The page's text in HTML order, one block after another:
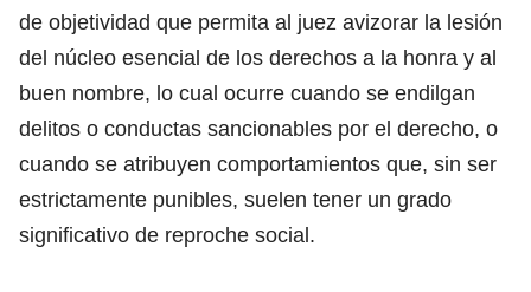
de objetividad que permita al juez avizorar la lesión
del núcleo esencial de los derechos a la honra y al
buen nombre, lo cual ocurre cuando se endilgan
delitos o conductas sancionables por el derecho, o
cuando se atribuyen comportamientos que, sin ser
estrictamente punibles, suelen tener un grado
significativo de reproche social.